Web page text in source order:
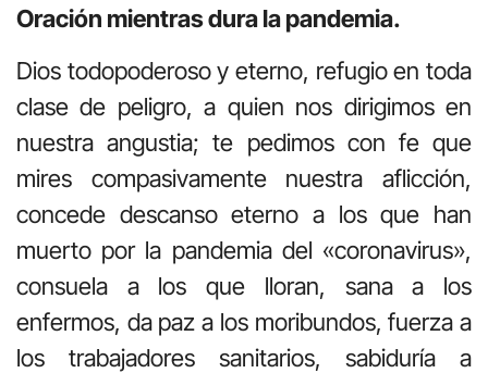
Oración mientras dura la pandemia.
Dios todopoderoso y eterno, refugio en toda
clase de peligro, a quien nos dirigimos en
nuestra angustia; te pedimos con fe que
mires compasivamente nuestra aflicción,
concede descanso eterno a los que han
muerto por la pandemia del «coronavirus»,
consuela a los que lloran, sana a los
enfermos, da paz a los moribundos, fuerza a
los trabajadores sanitarios, sabiduría a